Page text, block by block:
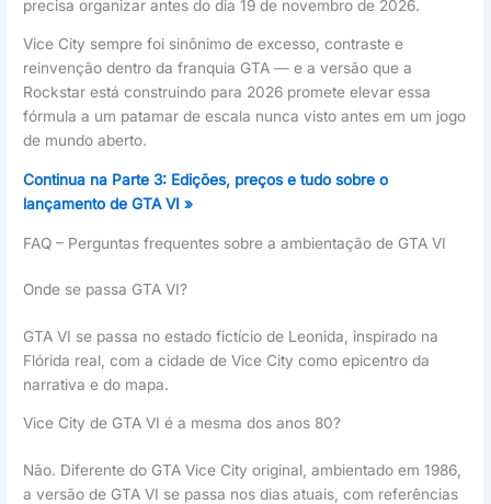
precisa organizar antes do dia 19 de novembro de 2026.
Vice City sempre foi sinônimo de excesso, contraste e
reinvenção dentro da franquia GTA — e a versão que a
Rockstar está construindo para 2026 promete elevar essa
fórmula a um patamar de escala nunca visto antes em um jogo
de mundo aberto.
Continua na Parte 3: Edições, preços e tudo sobre o
lançamento de GTA VI »
FAQ – Perguntas frequentes sobre a ambientação de GTA VI
Onde se passa GTA VI?
GTA VI se passa no estado fictício de Leonida, inspirado na
Flórida real, com a cidade de Vice City como epicentro da
narrativa e do mapa.
Vice City de GTA VI é a mesma dos anos 80?
Não. Diferente do GTA Vice City original, ambientado em 1986,
a versão de GTA VI se passa nos dias atuais, com referências